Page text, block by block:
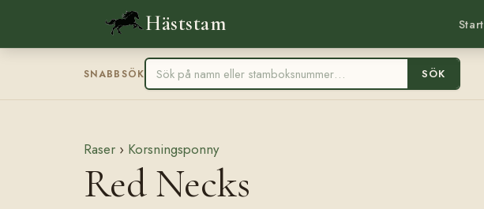
Häststam Start
SNABBSÖK SÖK
Raser › Korsningsponny
Red Necks